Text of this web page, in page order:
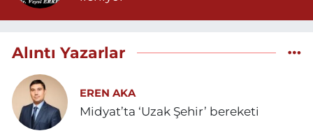
Alıntı Yazarlar
EREN AKA
Midyat’ta ‘Uzak Şehir’ bereketi